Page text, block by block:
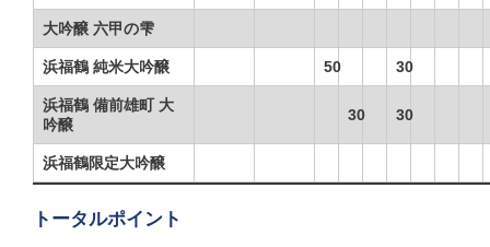
大吟醸 六甲の雫
浜福鶴 純米大吟醸 50 30
浜福鶴 備前雄町 大
吟醸
30 30
浜福鶴限定大吟醸
トータルポイント